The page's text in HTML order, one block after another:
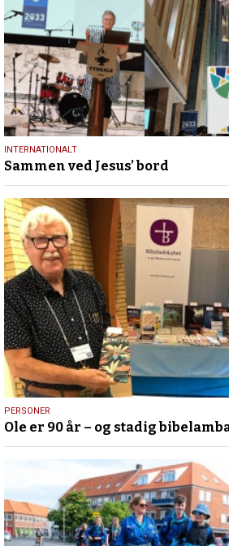
17.
juli
2026
INTERNATIONALT
Sammen ved Jesus’ bord
12.
juli
2026
PERSONER
Ole er 90 år – og stadig